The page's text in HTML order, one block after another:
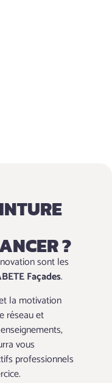
?
sont les
Façades.
la motivation
réseau et
vous
professionnels